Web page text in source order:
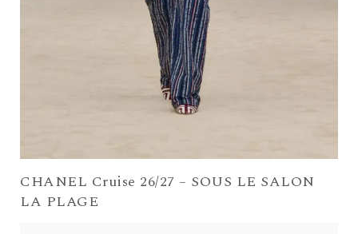
CHANEL Cruise 26/27 – SOUS LE SALON
LA PLAGE